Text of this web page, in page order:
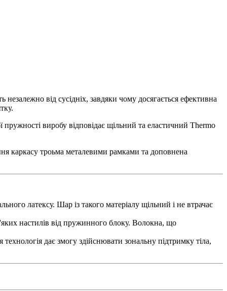
від сусідніх, завдяки чому досягається ефективна
виробу відповідає щільний та еластичний Thermo
каркасу троьма металевими рамками та доповнена
латексу. Шар із такого матеріалу щільний і не втрачає
настилів від пружинного блоку. Волокна, що
дає змогу здійснювати зональну підтримку тіла,